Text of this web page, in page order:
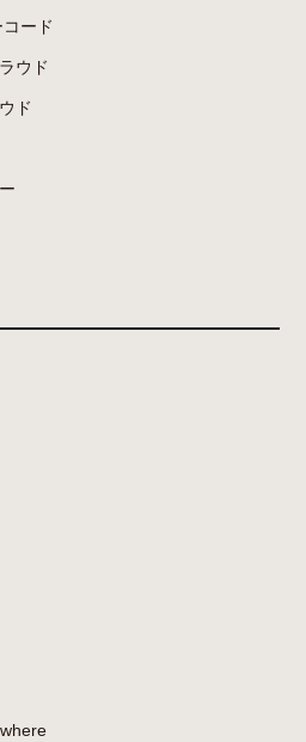
ード
ウド
ド